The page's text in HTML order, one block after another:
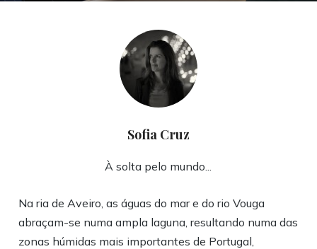
Sofia Cruz
À solta pelo mundo...
Na ria de Aveiro, as águas do mar e do rio Vouga
abraçam-se numa ampla laguna, resultando numa das
zonas húmidas mais importantes de Portugal,